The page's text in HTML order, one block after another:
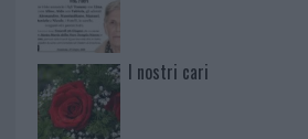
I nostri cari